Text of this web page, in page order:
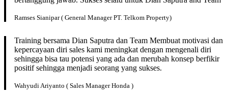
Ramses Sianipar ( General Manager PT. Telkom Property)
Training bersama Dian Saputra dan Team Membuat motivasi dan
kepercayaan diri sales kami meningkat dengan mengenali diri
sehingga bisa tau potensi yang ada dan merubah konsep berfikir
positif sehingga menjadi seorang yang sukses.
Wahyudi Ariyanto ( Sales Manager Honda )